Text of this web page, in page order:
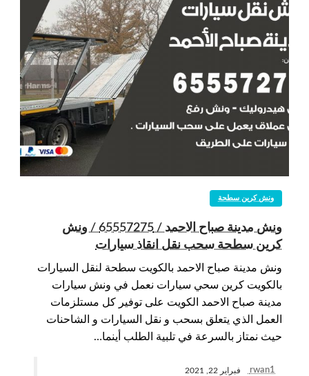
ونش كرين سطحة
ونش مدينة صباح الاحمد / 65557275 / ونش
كرين سطحة سحب نقل انقاذ سيارات
ونش مدينة صباح الاحمد بالكويت سطحة لنقل السيارات
بالكويت كرين سحي سيارات نعمل في ونش سيارات
مدينة صباح الاحمد الكويت على توفير كل مستلزمات
العمل الذي يتعلق بسحب و نقل السيارات و الشاحنات
حيث نمتاز بالسرعة في تلبية الطلب أينما…
rwan1 فبراير 22, 2021